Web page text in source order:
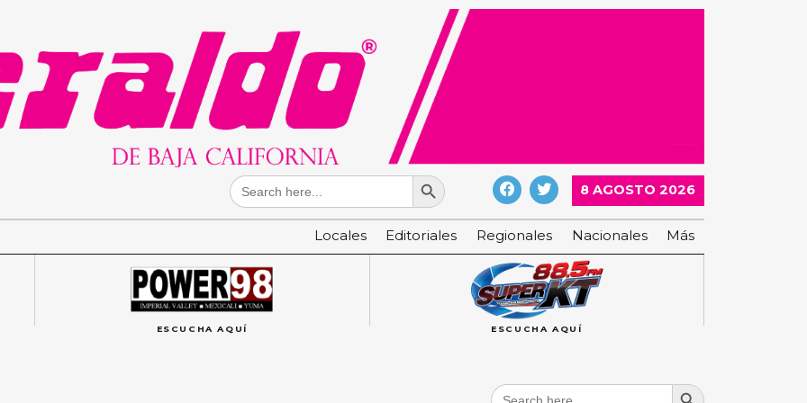
Search
for:
Search Button
8 AGOSTO 2026
Locales Editoriales Regionales Nacionales Más
ESCUCHA AQUÍ ESCUCHA AQUÍ
Search
Search Button